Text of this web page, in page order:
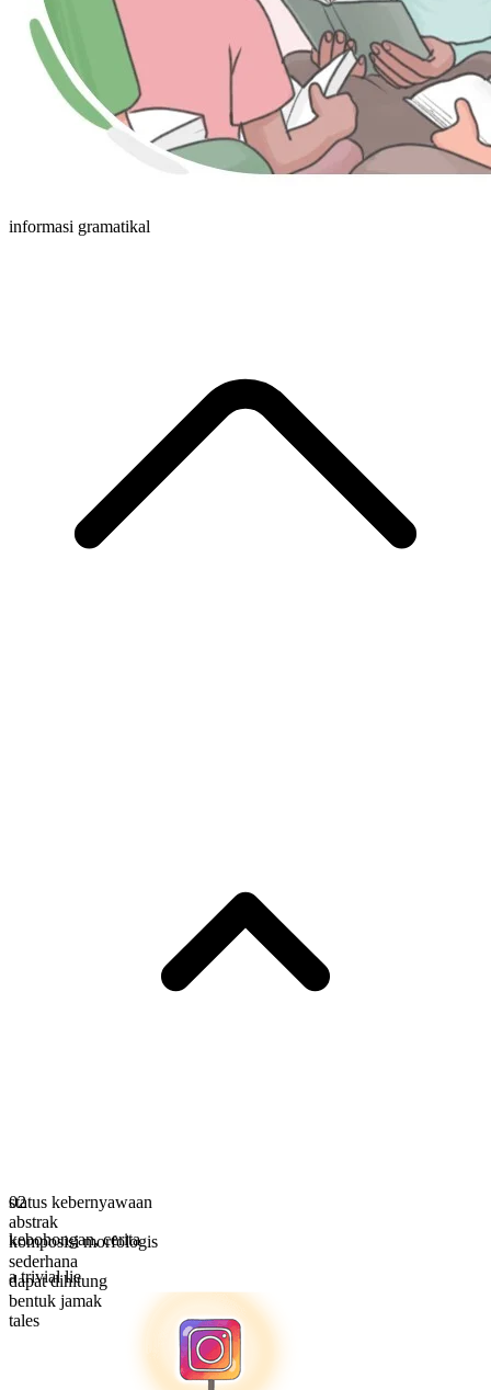
informasi gramatikal
status kebernyawaan
abstrak
komposisi morfologis
sederhana
dapat dihitung
bentuk jamak
tales
02
kebohongan,cerita
a trivial lie